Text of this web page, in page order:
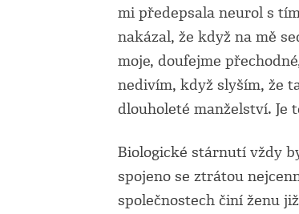
mi předepsala neurol s
nakázal, že když na mě
moje, doufejme
nedivím, když slyším, že
dlouholeté manželství. Je
Biologické stárnutí vždy
spojeno se ztrátou
společnostech činí ženu